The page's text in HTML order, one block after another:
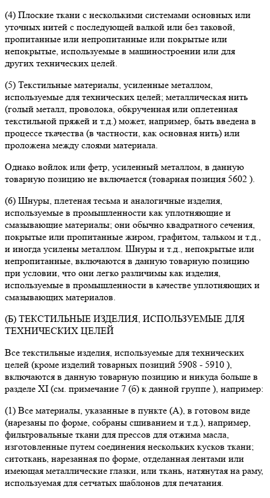
(4) Плоские ткани с несколькими системами основных или
уточных нитей с последующей валкой или без таковой,
пропитанные или непропитанные или покрытые или
непокрытые, используемые в машиностроении или для
других технических целей.
(5) Текстильные материалы, усиленные металлом,
используемые для технических целей; металлическая нить
(голый металл, проволока, обкрученная или оплетенная
текстильной пряжей и т.д.) может, например, быть введена в
процессе ткачества (в частности, как основная нить) или
проложена между слоями материала.
Однако войлок или фетр, усиленный металлом, в данную
товарную позицию не включается (товарная позиция 5602 ).
(6) Шнуры, плетеная тесьма и аналогичные изделия,
используемые в промышленности как уплотняющие и
смазывающие материалы; они обычно квадратного сечения,
покрытые или пропитанные жиром, графитом, тальком и т.д.,
и иногда усилены металлом. Шнуры и т.д., непокрытые или
непропитанные, включаются в данную товарную позицию
при условии, что они легко различимы как изделия,
используемые в промышленности в качестве уплотняющих и
смазывающих материалов.
(Б) ТЕКСТИЛЬНЫЕ ИЗДЕЛИЯ, ИСПОЛЬЗУЕМЫЕ ДЛЯ
ТЕХНИЧЕСКИХ ЦЕЛЕЙ
Все текстильные изделия, используемые для технических
целей (кроме изделий товарных позиций 5908 - 5910 ),
включаются в данную товарную позицию и никуда больше в
разделе XI (см. примечание 7 (б) к данной группе ), например:
(1) Все материалы, указанные в пункте (А), в готовом виде
(нарезаны по форме, собраны сшиванием и т.д.), например,
фильтровальные ткани для прессов для отжима масла,
изготовленные путем соединения нескольких кусков ткани;
ситоткань, нарезанная по форме, отделанная лентами или
имеющая металлические глазки, или ткань, натянутая на раму,
используемая для сетчатых шаблонов для печатания.